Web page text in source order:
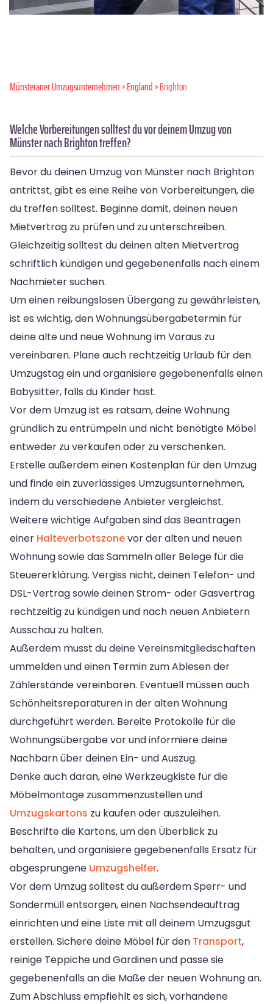
Münsteraner Umzugsunternehmen»England» Brighton
Welche Vorbereitungen solltest du vor deinem Umzug von
Münster nach Brighton treffen?
Bevor du deinen Umzug von Münster nach Brighton
antrittst, gibt es eine Reihe von Vorbereitungen, die
du treffen solltest. Beginne damit, deinen neuen
Mietvertrag zu prüfen und zu unterschreiben.
Gleichzeitig solltest du deinen alten Mietvertrag
schriftlich kündigen und gegebenenfalls nach einem
Nachmieter suchen.
Um einen reibungslosen Übergang zu gewährleisten,
ist es wichtig, den Wohnungsübergabetermin für
deine alte und neue Wohnung im Voraus zu
vereinbaren. Plane auch rechtzeitig Urlaub für den
Umzugstag ein und organisiere gegebenenfalls einen
Babysitter, falls du Kinder hast.
Vor dem Umzug ist es ratsam, deine Wohnung
gründlich zu entrümpeln und nicht benötigte Möbel
entweder zu verkaufen oder zu verschenken.
Erstelle außerdem einen Kostenplan für den Umzug
und finde ein zuverlässiges Umzugsunternehmen,
indem du verschiedene Anbieter vergleichst.
Weitere wichtige Aufgaben sind das Beantragen
einer Halteverbotszonevor der alten und neuen
Wohnung sowie das Sammeln aller Belege für die
Steuererklärung. Vergiss nicht, deinen Telefon- und
DSL-Vertrag sowie deinen Strom- oder Gasvertrag
rechtzeitig zu kündigen und nach neuen Anbietern
Ausschau zu halten.
Außerdem musst du deine Vereinsmitgliedschaften
ummelden und einen Termin zum Ablesen der
Zählerstände vereinbaren. Eventuell müssen auch
Schönheitsreparaturen in der alten Wohnung
durchgeführt werden. Bereite Protokolle für die
Wohnungsübergabe vor und informiere deine
Nachbarn über deinen Ein- und Auszug.
Denke auch daran, eine Werkzeugkiste für die
Möbelmontage zusammenzustellen und
Umzugskartons zu kaufen oder auszuleihen.
Beschrifte die Kartons, um den Überblick zu
behalten, und organisiere gegebenenfalls Ersatz für
abgesprungene Umzugshelfer.
Vor dem Umzug solltest du außerdem Sperr- und
Sondermüll entsorgen, einen Nachsendeauftrag
einrichten und eine Liste mit all deinem Umzugsgut
erstellen. Sichere deine Möbel für den Transport,
reinige Teppiche und Gardinen und passe sie
gegebenenfalls an die Maße der neuen Wohnung an.
Zum Abschluss empfiehlt es sich, vorhandene